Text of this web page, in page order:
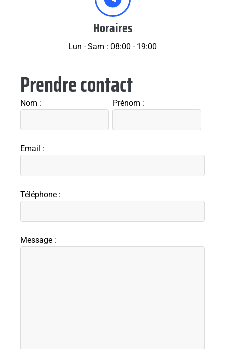
Horaires
Lun - Sam : 08:00 - 19:00
Prendre contact
Nom : Prénom :
Email :
Téléphone :
Message :